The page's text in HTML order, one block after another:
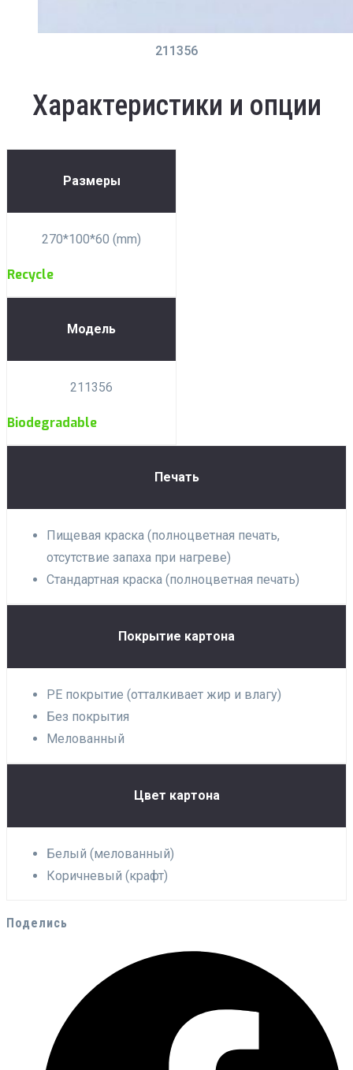
211356
Характеристики и опции
Размеры
270*100*60 (mm)
Recycle
Модель
211356
Biodegradable
Печать
Пищевая краска (полноцветная печать,
отсутствие запаха при нагреве)
Стандартная краска (полноцветная печать)
Покрытие картона
PE покрытие (отталкивает жир и влагу)
Без покрытия
Мелованный
Цвет картона
Белый (мелованный)
Коричневый (крафт)
Поделись